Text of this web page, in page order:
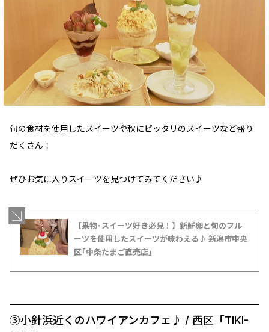
旬の食材を使用したスイーツや秋にピッタリのスイーツなど盛り
だくさん！
ぜひお気に入りスイーツを見つけてみてください♪
【果物･スイーツ好き必見！】新鮮卵と旬のフル
ーツを使用したスイーツが味わえる♪ 新潟市中央
区｢中条たまご直売店｣
③小針浜近くのハワイアンカフェ♪ / 西区「TIKI-